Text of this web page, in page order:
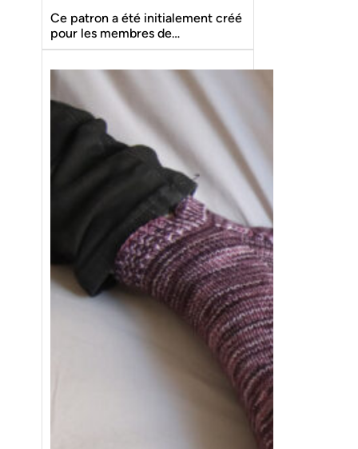
Ce patron a été initialement créé
pour les membres de…